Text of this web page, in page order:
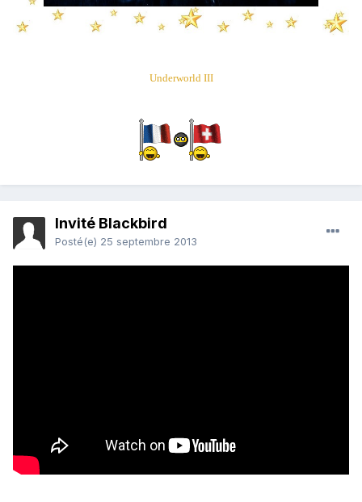
Underworld III
Invité Blackbird
Posté(e) 25 septembre 2013